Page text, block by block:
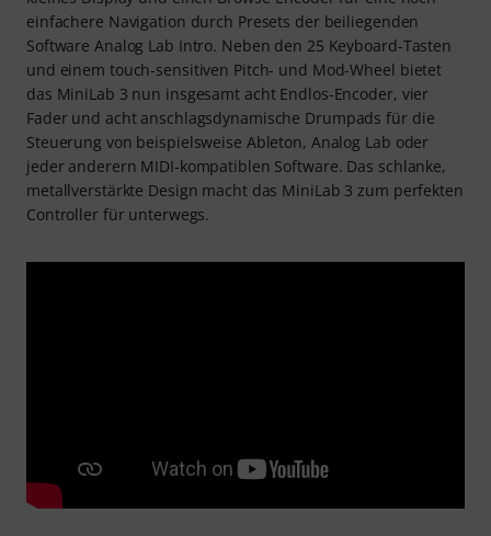
einfachere Navigation durch Presets der beiliegenden
Software Analog Lab Intro. Neben den 25 Keyboard-Tasten
und einem touch-sensitiven Pitch- und Mod-Wheel bietet
das MiniLab 3 nun insgesamt acht Endlos-Encoder, vier
Fader und acht anschlagsdynamische Drumpads für die
Steuerung von beispielsweise Ableton, Analog Lab oder
jeder anderern MIDI-kompatiblen Software. Das schlanke,
metallverstärkte Design macht das MiniLab 3 zum perfekten
Controller für unterwegs.